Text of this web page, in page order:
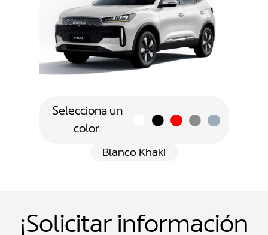
Selecciona un
color:
Blanco Khaki
¡Solicitar información